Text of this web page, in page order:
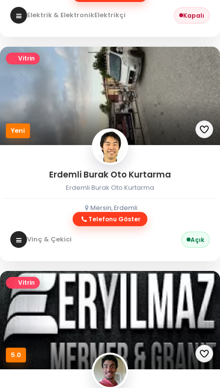
Elektrik & ElektronikElektrikçi Kapalı
Vitrin
Yeni
Erdemli Burak Oto Kurtarma
Erdemli Burak Oto Kurtarma
Mersin, Erdemli
Telefonu Göster
Vinç & Çekici Açık
Vitrin
5.0